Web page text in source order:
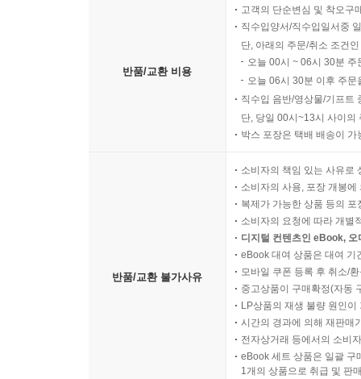
반품/교환 비용
고객의 단순변심 및 착오구
직수입양서/직수입일서중
단, 아래의 주문/취소 조건
오늘 00시 ~ 06시 30분
오늘 06시 30분 이후 주
직수입 음반/영상물/기프트
단, 당일 00시~13시 사이의
박스 포장은 택배 배송이
반품/교환 불가사유
소비자의 책임 있는 사유로
소비자의 사용, 포장 개봉
복제가 가능한 상품 등의
소비자의 요청에 따라 개별
디지털 컨텐츠인 eBook,
eBook 대여 상품은 대여 기
모바일 쿠폰 등록 후 취소/
중고상품이 구매확정(자동
LP상품의 재생 불량 원인
시간의 경과에 의해 재판매
전자상거래 등에서의 소비
eBook 세트 상품은 일괄 구
1개의 상품으로 취급 및 판